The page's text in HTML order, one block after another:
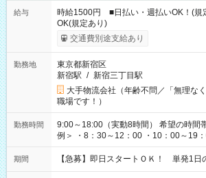
給与
時給1500円 ■日払い・週払いOK！(
OK(規定あり)
交通費別途支給あり
勤務地
東京都新宿区
新宿駅 / 新宿三丁目駅
大手物流会社（年齢不問／「無理な
職場です！）
勤務時間
9:00～18:00（実動8時間） 希望の時間帯を選べます！ ＜シフト
例＞ ・8：30～12：00 ・10：00～19
・13：00～22：00 ・22：00～翌6：
期間 【急募】即日スタートＯＫ！ 単発1日